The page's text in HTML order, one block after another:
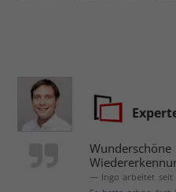
Ingo arbeitet seit